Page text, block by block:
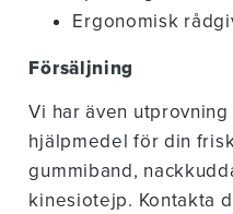
Ergonomisk
Försäljning
Vi har även
hjälpmedel för din
gummiband,
kinesiotejp. Kontakta